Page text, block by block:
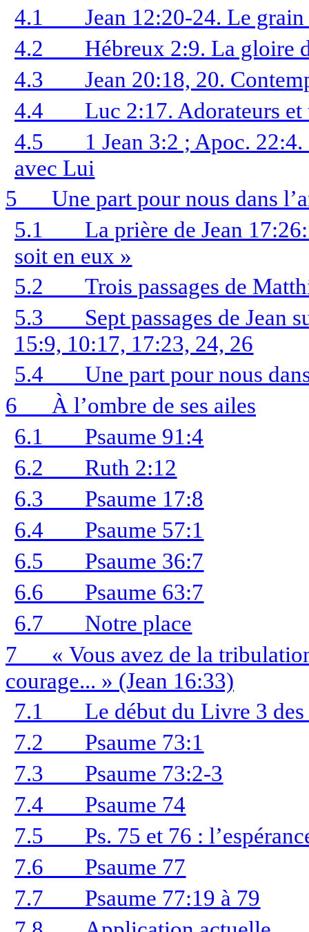
4.1
Jean 12:20-24. Le
4.2
Hébreux 2:9. La gloire
4.3
Jean 20:18, 20.
4.4
Luc 2:17. Adorateurs et
4.5
1 Jean 3:2 ; Apoc.
avec Lui
5
Une part pour nous dans
5.1
La prière de Jean
soit en eux »
5.2
Trois passages de
5.3
Sept passages de Jean
15:9, 10:17, 17:23, 24, 26
5.4
Une part pour nous
6
À l’ombre de ses ailes
6.1
Psaume 91:4
6.2
Ruth 2:12
6.3
Psaume 17:8
6.4
Psaume 57:1
6.5
Psaume 36:7
6.6
Psaume 63:7
6.7
Notre place
7
« Vous avez de la
courage... » (Jean 16:33)
7.1
Le début du Livre 3 des
7.2
Psaume 73:1
7.3
Psaume 73:2-3
7.4
Psaume 74
7.5
Ps. 75 et 76 :
7.6
Psaume 77
7.7
Psaume 77:19 à 79